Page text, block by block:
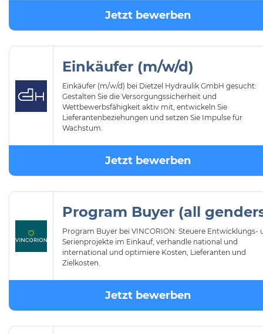
Jetzt bewerben
Einkäufer (m/w/d)
Einkäufer (m/w/d) bei Dietzel Hydraulik GmbH gesucht:
Gestalten Sie die Versorgungssicherheit und
Wettbewerbsfähigkeit aktiv mit, entwickeln Sie
Lieferantenbeziehungen und setzen Sie Impulse für
Wachstum.
Jetzt bewerben
Program Buyer (all
Program Buyer bei VINCORION: Steuere Entwicklungs-
Serienprojekte im Einkauf, verhandle national und
international und optimiere Kosten, Lieferanten und
Zielkosten.
Jetzt bewerben